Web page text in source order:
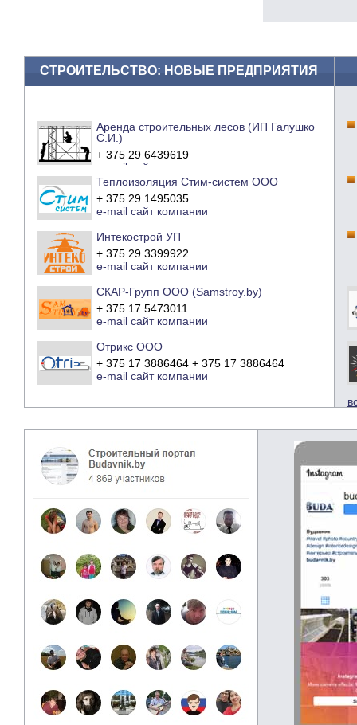
СТРОИТЕЛЬСТВО: НОВЫЕ ПРЕДПРИЯТИЯ
Аренда строительных лесов (ИП Галушко
С.И.)
+ 375 29 6439619
e-mail
сайт компании
Теплоизоляция Стим-систем ООО
+ 375 29 1495035
e-mail сайт компании
Интекострой УП
+ 375 29 3399922
e-mail сайт компании
СКАР-Групп ООО (Samstroy.by)
+ 375 17 5473011
e-mail сайт компании
Отрикс ООО
+ 375 17 3886464 + 375 17 3886464
e-mail сайт компании